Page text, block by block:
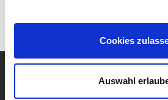
Cookies
Auswahl